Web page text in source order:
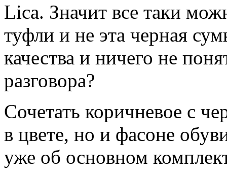
Lica. Значит все таки
туфли и не эта черная
качества и ничего не
разговора?
Сочетать коричневое с
в цвете, но и фасоне
уже об основном